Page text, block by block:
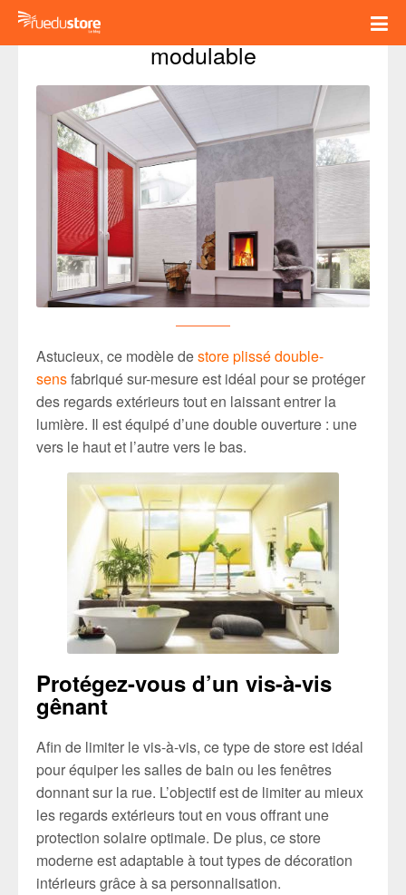
Le store plissé double-sens – le
modulable
Astucieux, ce modèle destore plissé double-
sensfabriqué sur-mesure est idéal pour se protéger
des regards extérieurs tout en laissant entrer la
lumière. Il est équipé d’une double ouverture : une
vers le haut et l’autre vers le bas.
Protégez-vous d’un vis-à-vis
gênant
Afin de limiter le vis-à-vis, ce type de store est idéal
pour équiper les salles de bain ou les fenêtres
donnant sur la rue. L’objectif est de limiter au mieux
les regards extérieurs tout en vous offrant une
protection solaire optimale. De plus, ce store
moderne est adaptable à tout types de décoration
intérieurs grâce à sa personnalisation.